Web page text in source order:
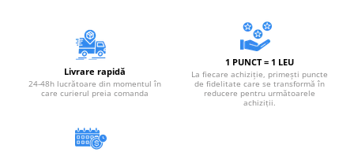
Accesorii pentru polizare, slefuire
Biti
Accesorii unelte
Livrare rapidă
24-48h lucrătoare din momentul în
care curierul preia comanda
1 PUNCT = 1 LEU
La fiecare achiziție, primești puncte
de fidelitate care se transformă în
reducere pentru următoarele
achiziții.